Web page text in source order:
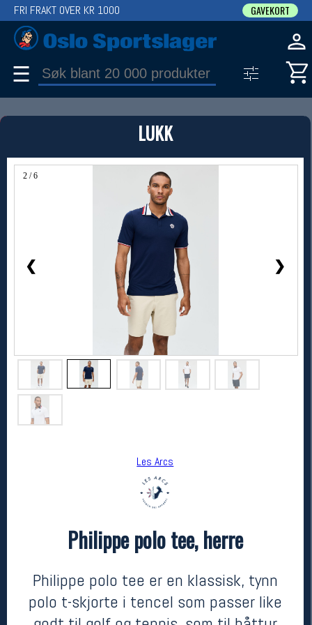
LUKK
2 / 6
❮ ❯
Les Arcs
Philippe polo tee, herre
Philippe polo tee er en klassisk, tynn
polo t-skjorte i tencel som passer like
FRI FRAKT OVER KR 1000 GAVEKORT
☰
PRODUKT
Produkter (1)
Bruk filter til å spisse søket
Les Arcs
kr 999